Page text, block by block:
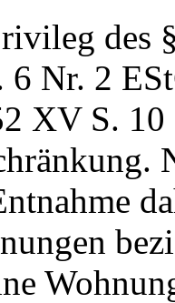
des
Nr. 2
XV S. 10